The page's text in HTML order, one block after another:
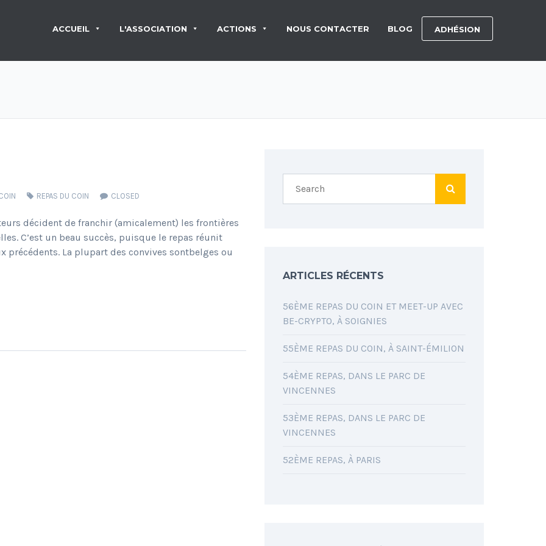
ACCUEIL L'ASSOCIATION ACTIONS NOUS CONTACTER BLOG ADHÉSION
REPAS DU COIN CLOSED
décident de franchir (amicalement) les frontières
C’est un beau succès, puisque le repas réunit
précédents. La plupart des convives sontbelges ou
ARTICLES RÉCENTS
56ÈME REPAS DU COIN ET MEET-UP AVEC
BE-CRYPTO, À SOIGNIES
55ÈME REPAS DU COIN, À SAINT-ÉMILION
54ÈME REPAS, DANS LE PARC DE
VINCENNES
53ÈME REPAS, DANS LE PARC DE
VINCENNES
52ÈME REPAS, À PARIS